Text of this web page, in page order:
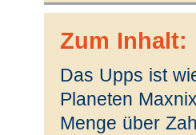
Zum Inhalt:
Das Upps ist
Planeten
Menge über